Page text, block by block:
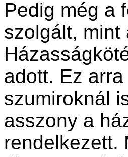
Pedig még a
szolgált, mint
adott. Ez
szumiroknál
asszony a
rendelkezett.